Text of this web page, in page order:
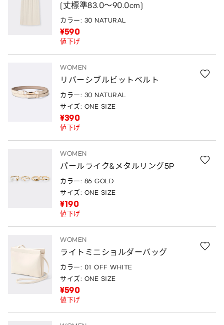
(丈標準83.0～90.0cm)
カラー: 30 NATURAL
¥590
値下げ
WOMEN
リバーシブルビットベルト
カラー: 30 NATURAL
サイズ: ONE SIZE
¥390
値下げ
WOMEN
パールライク&メタルリング5P
カラー: 86 GOLD
サイズ: ONE SIZE
¥190
値下げ
WOMEN
ライトミニショルダーバッグ
カラー: 01 OFF WHITE
サイズ: ONE SIZE
¥590
値下げ